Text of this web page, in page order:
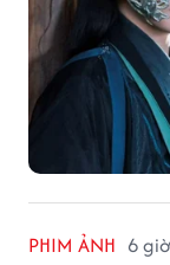
PHIM ẢNH 6